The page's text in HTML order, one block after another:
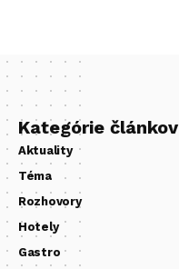
Kategórie článkov
Aktuality
Téma
Rozhovory
Hotely
Gastro